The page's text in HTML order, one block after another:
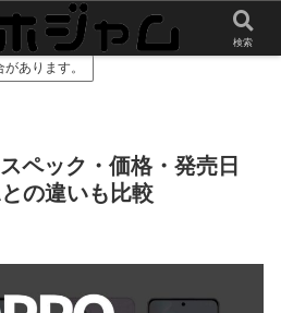
ットのレビューをお届け
あります。
ペック・価格・発売日
の違いも比較
検索